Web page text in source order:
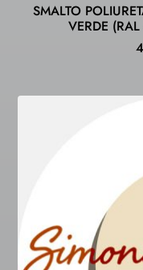
SMALTO
VERDE